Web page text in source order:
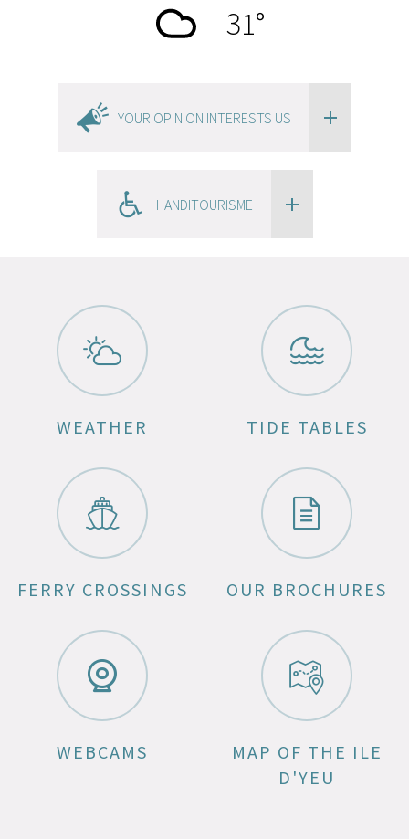
31°
YOUR OPINION INTERESTS US
HANDITOURISME
WEATHER TIDE TABLES
FERRY CROSSINGS OUR BROCHURES
WEBCAMS
MAP OF THE ILE
D'YEU